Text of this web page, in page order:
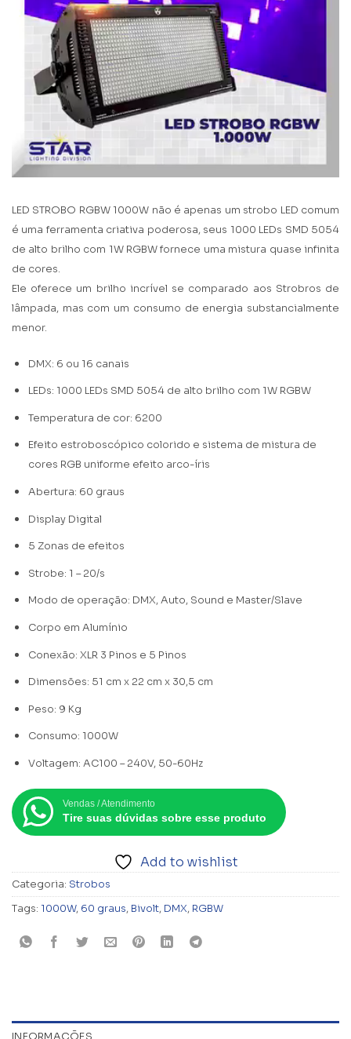
LED STROBO RGBW 1000W não é apenas um strobo LED comum
é uma ferramenta criativa poderosa, seus 1000 LEDs SMD 5054
de alto brilho com 1W RGBW fornece uma mistura quase infinita
de cores.
Ele oferece um brilho incrível se comparado aos Strobros de
lâmpada, mas com um consumo de energia substancialmente
menor.
DMX: 6 ou 16 canais
LEDs: 1000 LEDs SMD 5054 de alto brilho com 1W RGBW
Temperatura de cor: 6200
Efeito estroboscópico colorido e sistema de mistura de
cores RGB uniforme efeito arco-íris
Abertura: 60 graus
Display Digital
5 Zonas de efeitos
Strobe: 1 – 20/s
Modo de operação: DMX, Auto, Sound e Master/Slave
Corpo em Alumínio
Conexão: XLR 3 Pinos e 5 Pinos
Dimensões: 51 cm x 22 cm x 30,5 cm
Peso: 9 Kg
Consumo: 1000W
Voltagem: AC100 – 240V, 50-60Hz
Vendas / Atendimento
Tire suas dúvidas sobre esse produto
Add to wishlist
Categoria: Strobos
Tags: 1000W, 60 graus, Bivolt, DMX, RGBW